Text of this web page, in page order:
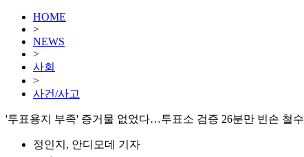
HOME
>
NEWS
>
사회
>
사건/사고
'투표용지 부족' 증거물 없었다…투표소 검증 26분만 빈손 철수
정인지, 안디모데 기자